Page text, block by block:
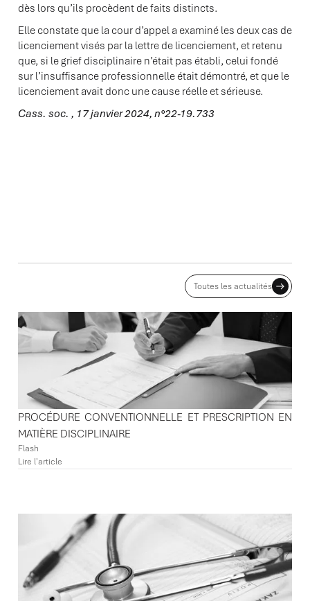
dès lors qu’ils procèdent de faits distincts.
Elle constate que la cour d’appel a examiné les deux cas de
licenciement visés par la lettre de licenciement, et retenu
que, si le grief disciplinaire n’était pas établi, celui fondé
sur l’insuffisance professionnelle était démontré, et que le
licenciement avait donc une cause réelle et sérieuse.
Cass. soc. , 17 janvier 2024, n°22-19.733
ACTUALITES ASSOCIÉES
Toutes les actualités
PROCÉDURE CONVENTIONNELLE ET PRESCRIPTION EN
MATIÈRE DISCIPLINAIRE
Flash
Lire l'article